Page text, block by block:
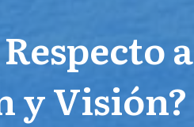
a
y Visión?